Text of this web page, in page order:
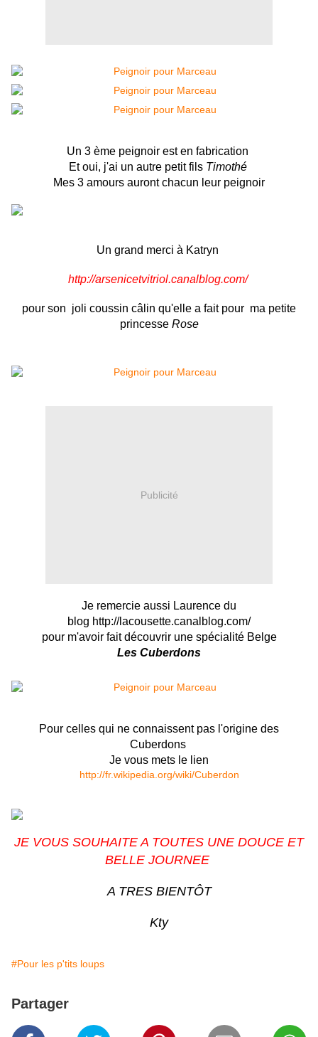
Un 3 ème peignoir est en fabrication
Et oui, j'ai un autre petit fils Timothé
Mes 3 amours auront chacun leur peignoir
Un grand merci à Katryn
http://arsenicetvitriol.canalblog.com/
pour son joli coussin câlin qu'elle a fait pour ma petite
princesse Rose
Publicité
Je remercie aussi Laurence du
blog http://lacousette.canalblog.com/
pour m'avoir fait découvrir une spécialité Belge
Les Cuberdons
Pour celles qui ne connaissent pas l'origine des
Cuberdons
Je vous mets le lien
http://fr.wikipedia.org/wiki/Cuberdon
JE VOUS SOUHAITE A TOUTES UNE DOUCE ET
BELLE JOURNEE
A TRES BIENTÔT
Kty
#Pour les p'tits loups
Partager